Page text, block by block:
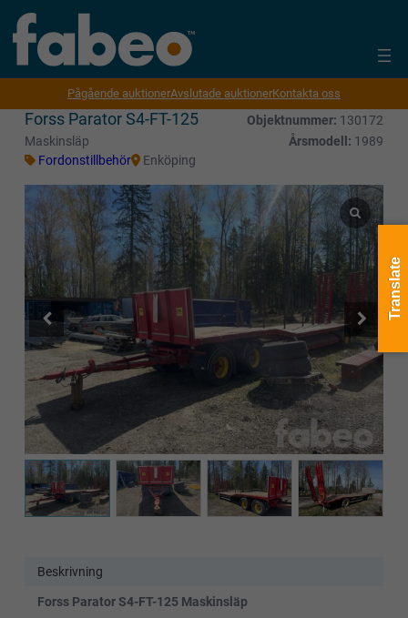
Pågående auktionerAvslutade auktionerKontakta oss
Forss Parator S4-FT-125 Objektnummer: 130172
Maskinsläp
Årsmodell: 1989
Fordonstillbehör
Enköping
Beskrivning
Forss Parator S4-FT-125 Maskinsläp
Translate